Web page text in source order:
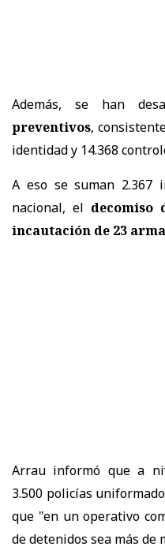
Además, se han
preventivos,
identidad y 14.368
A eso se suman 2.367
nacional, el
incautación de 23
Arrau informó que a
3.500 policías
que "en un operativo
de detenidos sea más de